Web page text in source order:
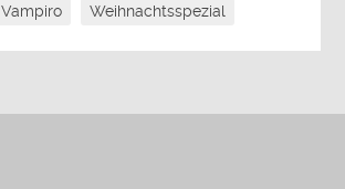
Vampiro Weihnachtsspezial